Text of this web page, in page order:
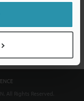
All Rights Reserved.